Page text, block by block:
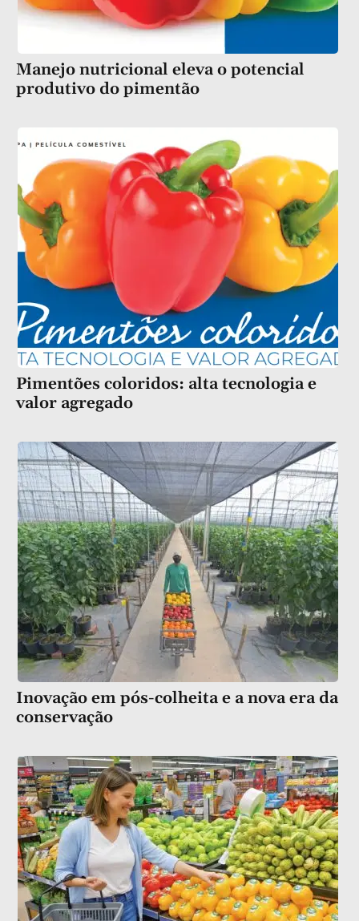
Manejo nutricional eleva o potencial
produtivo do pimentão
Pimentões coloridos: alta tecnologia e
valor agregado
Inovação em pós-colheita e a nova era da
conservação